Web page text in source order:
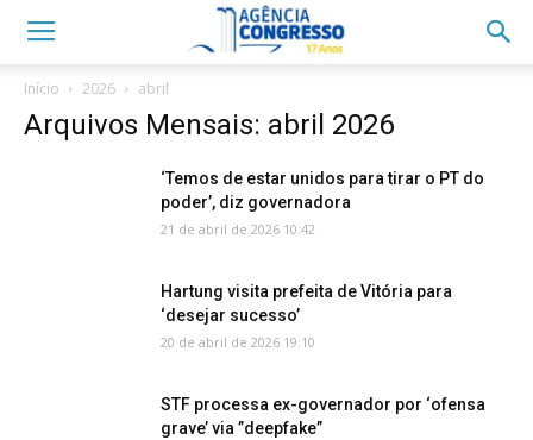
Início 2026 abril
Arquivos Mensais: abril 2026
‘Temos de estar unidos para tirar o PT do
poder’, diz governadora
21 de abril de 2026 10:42
Hartung visita prefeita de Vitória para
‘desejar sucesso’
20 de abril de 2026 19:10
STF processa ex-governador por ‘ofensa
grave’ via ”deepfake”